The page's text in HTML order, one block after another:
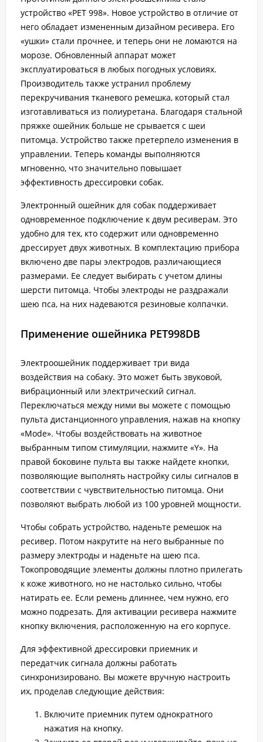
устройство «PET 998». Новое устройство в отличие от
него обладает измененным дизайном ресивера. Его
«ушки» стали прочнее, и теперь они не ломаются на
морозе. Обновленный аппарат может
эксплуатироваться в любых погодных условиях.
Производитель также устранил проблему
перекручивания тканевого ремешка, который стал
изготавливаться из полиуретана. Благодаря стальной
пряжке ошейник больше не срывается с шеи
питомца. Устройство также претерпело изменения в
управлении. Теперь команды выполняются
мгновенно, что значительно повышает
эффективность дрессировки собак.
Электронный ошейник для собак поддерживает
одновременное подключение к двум ресиверам. Это
удобно для тех, кто содержит или одновременно
дрессирует двух животных. В комплектацию прибора
включено две пары электродов, различающиеся
размерами. Ее следует выбирать с учетом длины
шерсти питомца. Чтобы электроды не раздражали
шею пса, на них надеваются резиновые колпачки.
Применение ошейника PET998DB
Электроошейник поддерживает три вида
воздействия на собаку. Это может быть звуковой,
вибрационный или электрический сигнал.
Переключаться между ними вы можете с помощью
пульта дистанционного управления, нажав на кнопку
«Mode». Чтобы воздействовать на животное
выбранным типом стимуляции, нажмите «Y». На
правой боковине пульта вы также найдете кнопки,
позволяющие выполнять настройку силы сигналов в
соответствии с чувствительностью питомца. Они
позволяют выбрать любой из 100 уровней мощности.
Чтобы собрать устройство, наденьте ремешок на
ресивер. Потом накрутите на него выбранные по
размеру электроды и наденьте на шею пса.
Токопроводящие элементы должны плотно прилегать
к коже животного, но не настолько сильно, чтобы
натирать ее. Если ремень длиннее, чем нужно, его
можно подрезать. Для активации ресивера нажмите
кнопку включения, расположенную на его корпусе.
Для эффективной дрессировки приемник и
передатчик сигнала должны работать
синхронизировано. Вы можете вручную настроить
их, проделав следующие действия:
Включите приемник путем однократного
нажатия на кнопку.